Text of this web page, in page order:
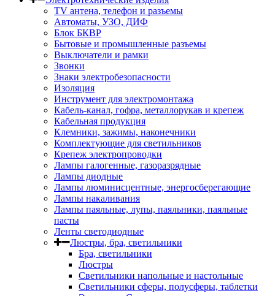
TV aнтена, телефон и разъемы
Автоматы, УЗО, ДИФ
Блок БКВР
Бытовые и промышленные разъемы
Выключатели и рамки
Звонки
Знаки электробезопасности
Изоляция
Инструмент для электромонтажа
Кабель-канал, гофра, металлорукав и крепеж
Кабельная продукция
Клемники, зажимы, наконечники
Комплектующие для светильников
Крепеж электропроводки
Лампы галогенные, газоразрядные
Лампы диодные
Лампы люминисцентные, энергосберегающие
Лампы накаливания
Лампы паяльные, лупы, паяльники, паяльные
пасты
Ленты светодиодные
Люстры, бра, светильники
Бра, светильники
Люстры
Светильники напольные и настольные
Светильники сферы, полусферы, таблетки